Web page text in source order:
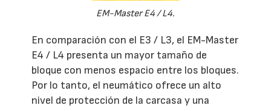
EM-Master E4 / L4.
En comparación con el E3 / L3, el EM-Master
E4 / L4 presenta un mayor tamaño de
bloque con menos espacio entre los bloques.
Por lo tanto, el neumático ofrece un alto
nivel de protección de la carcasa y una